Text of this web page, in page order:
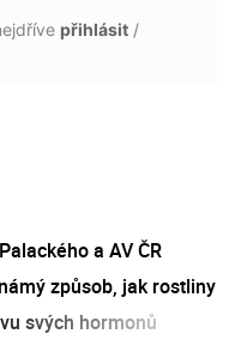
přihlásit /
a AV ČR
způsob, jak rostliny
svých hormonů